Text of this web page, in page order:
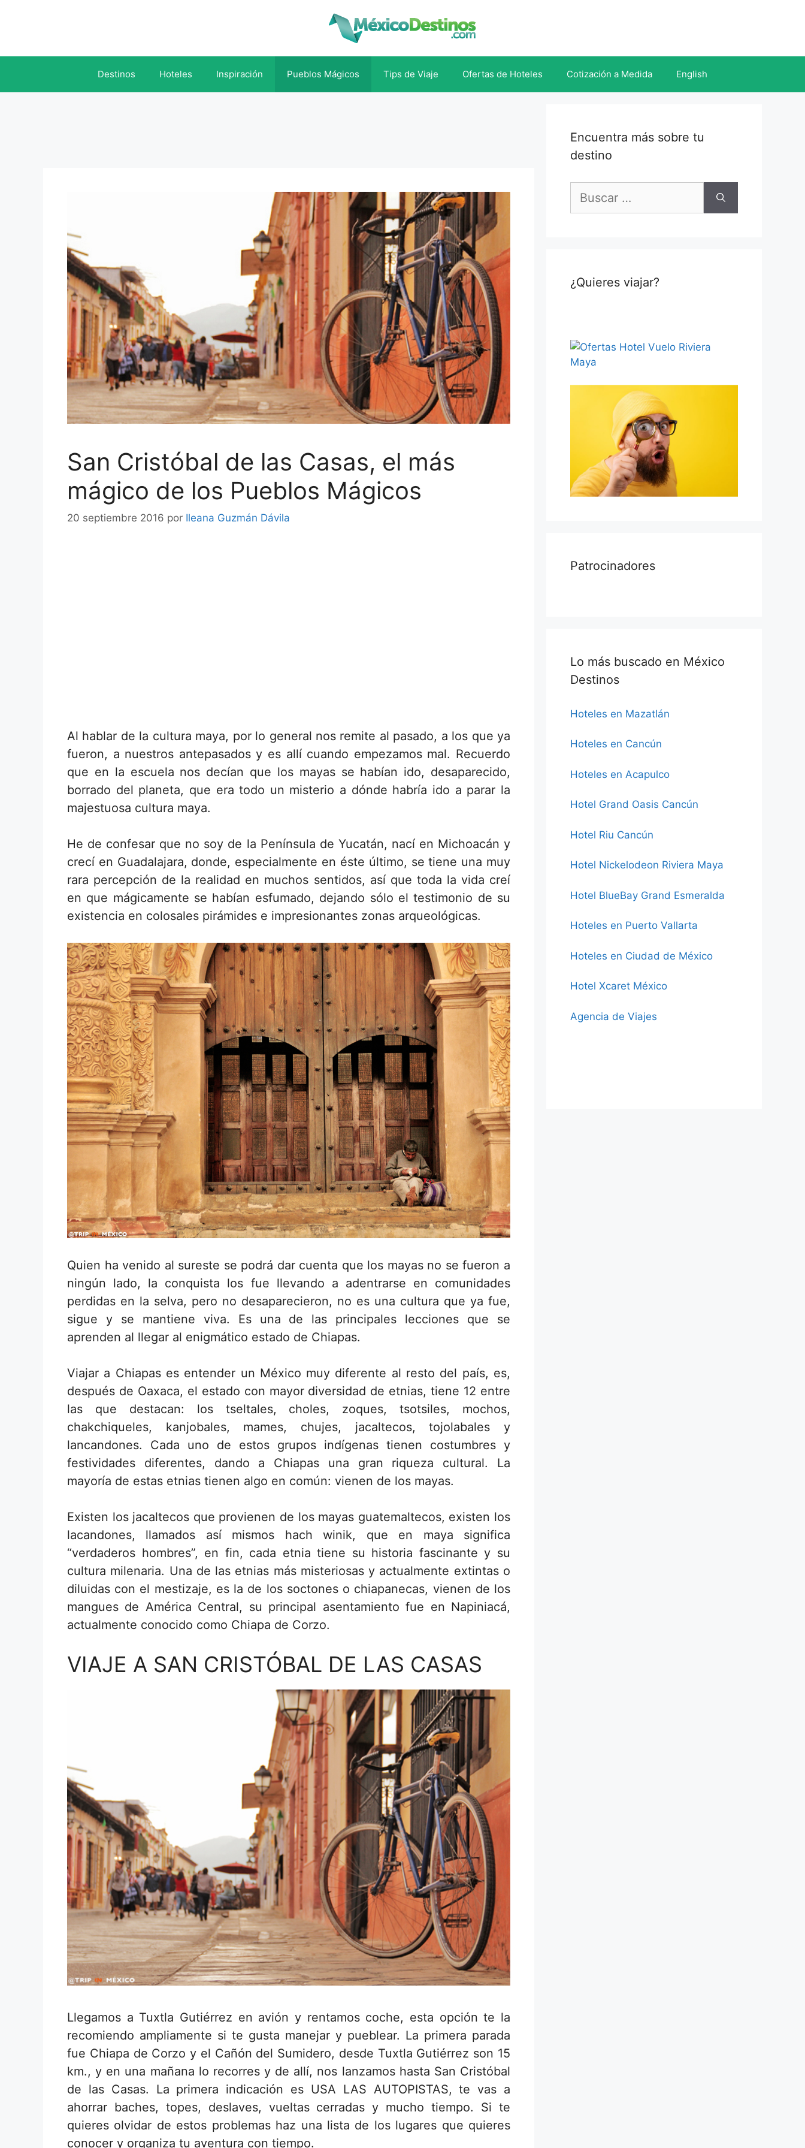
Destinos Hoteles Inspiración Pueblos Mágicos Tips de Viaje Ofertas de Hoteles Cotización a Medida English
San Cristóbal de las Casas, el más
mágico de los Pueblos Mágicos
20 septiembre 2016 por Ileana Guzmán Dávila
Al hablar de la cultura maya, por lo general nos remite al pasado, a los que ya
fueron, a nuestros antepasados y es allí cuando empezamos mal. Recuerdo
que en la escuela nos decían que los mayas se habían ido, desaparecido,
borrado del planeta, que era todo un misterio a dónde habría ido a parar la
majestuosa cultura maya.
He de confesar que no soy de la Península de Yucatán, nací en Michoacán y
crecí en Guadalajara, donde, especialmente en éste último, se tiene una muy
rara percepción de la realidad en muchos sentidos, así que toda la vida creí
en que mágicamente se habían esfumado, dejando sólo el testimonio de su
existencia en colosales pirámides e impresionantes zonas arqueológicas.
Quien ha venido al sureste se podrá dar cuenta que los mayas no se fueron a
ningún lado, la conquista los fue llevando a adentrarse en comunidades
perdidas en la selva, pero no desaparecieron, no es una cultura que ya fue,
sigue y se mantiene viva. Es una de las principales lecciones que se
aprenden al llegar al enigmático estado de Chiapas.
Viajar a Chiapas es entender un México muy diferente al resto del país, es,
después de Oaxaca, el estado con mayor diversidad de etnias, tiene 12 entre
las que destacan: los tseltales, choles, zoques, tsotsiles, mochos,
chakchiqueles, kanjobales, mames, chujes, jacaltecos, tojolabales y
lancandones. Cada uno de estos grupos indígenas tienen costumbres y
festividades diferentes, dando a Chiapas una gran riqueza cultural. La
mayoría de estas etnias tienen algo en común: vienen de los mayas.
Existen los jacaltecos que provienen de los mayas guatemaltecos, existen los
lacandones, llamados así mismos hach winik, que en maya significa
“verdaderos hombres”, en fin, cada etnia tiene su historia fascinante y su
cultura milenaria. Una de las etnias más misteriosas y actualmente extintas o
diluidas con el mestizaje, es la de los soctones o chiapanecas, vienen de los
mangues de América Central, su principal asentamiento fue en Napiniacá,
actualmente conocido como Chiapa de Corzo.
VIAJE A SAN CRISTÓBAL DE LAS CASAS
Llegamos a Tuxtla Gutiérrez en avión y rentamos coche, esta opción te la
recomiendo ampliamente si te gusta manejar y pueblear. La primera parada
fue Chiapa de Corzo y el Cañón del Sumidero, desde Tuxtla Gutiérrez son 15
km., y en una mañana lo recorres y de allí, nos lanzamos hasta San Cristóbal
de las Casas. La primera indicación es USA LAS AUTOPISTAS, te vas a
ahorrar baches, topes, deslaves, vueltas cerradas y mucho tiempo. Si te
quieres olvidar de estos problemas haz una lista de los lugares que quieres
conocer y organiza tu aventura con tiempo.
Encuentra más sobre tu
destino
¿Quieres viajar?
Patrocinadores
Lo más buscado en México
Destinos
Hoteles en Mazatlán
Hoteles en Cancún
Hoteles en Acapulco
Hotel Grand Oasis Cancún
Hotel Riu Cancún
Hotel Nickelodeon Riviera Maya
Hotel BlueBay Grand Esmeralda
Hoteles en Puerto Vallarta
Hoteles en Ciudad de México
Hotel Xcaret México
Agencia de Viajes